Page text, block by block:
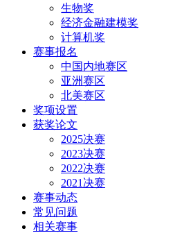
生物奖
经济金融建模奖
计算机奖
赛事报名
中国内地赛区
亚洲赛区
北美赛区
奖项设置
获奖论文
2025决赛
2023决赛
2022决赛
2021决赛
赛事动态
常见问题
相关赛事